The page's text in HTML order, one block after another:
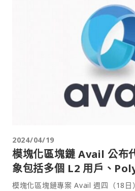
2024/04/19
模塊化區塊鏈 Avail 公布
象包括多個 L2 用戶、
者
模塊化區塊鏈專案 Avail 週四（18